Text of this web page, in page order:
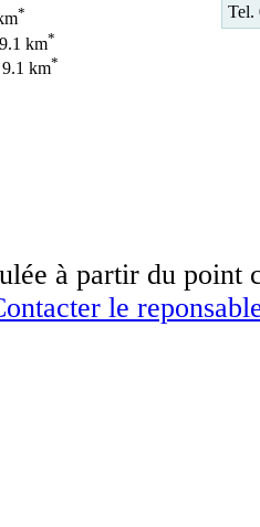
*
km*
9.1 km*
Tel.
à partir du point
le